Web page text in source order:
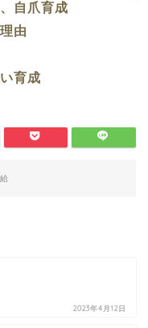
自爪育成
由
育成
2023年4月12日